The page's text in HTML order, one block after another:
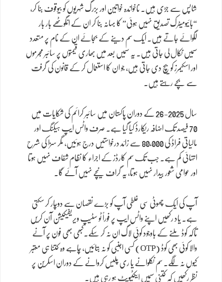
شاپس سے جڑی ہیں۔ ناخواندہ خواتین اور بزرگ شہریوں کو بیوقوف بنا کر،
“بائیومیٹرک تصدیق نہیں ہوئی” کا بہانہ بنا کر ان کے انگوٹھے بار بار
لگوائے جاتے ہیں۔ ایک سم دینے کے بجائے ان کے نام پر متعدد
سمیں نکال لی جاتی ہیں۔ یہ سمیں بعد میں بھاری قیمتوں پر سائبر مجرموں
اور اسکیمرز کو بیچ دی جاتی ہیں، جو ان کا استعمال کر کے قانون کی گرفت
سے بچے رہتے ہیں۔
سال 2025-26 کے دوران پاکستان میں سائبر کرائم کی شکایات میں
70 فیصد تک اضافہ ریکارڈ کیا گیا ہے۔ صرف واٹس ایپ ہیکنگ اور
مالیاتی فراڈ کی 80,000 سے زائد درخواستیں درج ہوئیں، مگر سزا کی شرح
انتہائی کم ہے۔ جب تک سم کارڈز کے اجراء کا نظام شفاف نہیں ہوتا
اور عوامی شعور بیدار نہیں ہوتا، یہ گراف نیچے نہیں آئے گا۔
آپ کی ایک چھوٹی سی غلطی آپ کو بڑے نقصان سے دوچار کر سکتی
ہے۔ یاد رکھیں اپنے واٹس ایپ پر فوراً ٹو سٹیپ ویریفیکیشن آن کریں
تاکہ کوڈ ملنے کے باوجود کوئی لاگ ان نہ کر سکے۔کبھی بھی فون پر آنے
والا کوئی بھی کوڈ (OTP) کسی اجنبی کو نہ بتائیں، چاہے وہ کتنا ہی معتبر
کیوں نہ لگے۔ سم نکلوانے یا ری پلیس کروانے کے دوران اسکرین پر
نظر رکھیں کہ کتنی سمیں ایکٹیویٹ ہو رہی ہیں۔